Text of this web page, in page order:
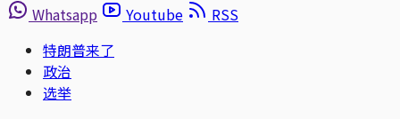
Whatsapp
Youtube
RSS
特朗普来了
政治
选举